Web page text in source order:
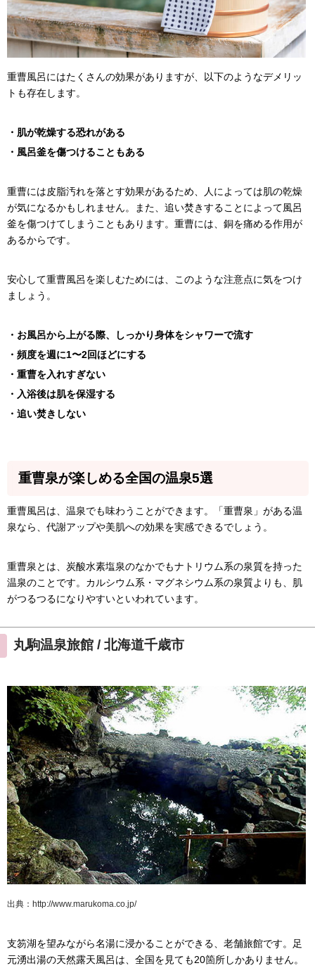
重曹風呂にはたくさんの効果がありますが、以下のようなデメリッ
トも存在します。
・肌が乾燥する恐れがある
・風呂釜を傷つけることもある
重曹には皮脂汚れを落とす効果があるため、人によっては肌の乾燥
が気になるかもしれません。また、追い焚きすることによって風呂
釜を傷つけてしまうこともあります。重曹には、銅を痛める作用が
あるからです。
安心して重曹風呂を楽しむためには、このような注意点に気をつけ
ましょう。
・お風呂から上がる際、しっかり身体をシャワーで流す
・頻度を週に1〜2回ほどにする
・重曹を入れすぎない
・入浴後は肌を保湿する
・追い焚きしない
重曹泉が楽しめる全国の温泉5選
重曹風呂は、温泉でも味わうことができます。「重曹泉」がある温
泉なら、代謝アップや美肌への効果を実感できるでしょう。
重曹泉とは、炭酸水素塩泉のなかでもナトリウム系の泉質を持った
温泉のことです。カルシウム系・マグネシウム系の泉質よりも、肌
がつるつるになりやすいといわれています。
丸駒温泉旅館 / 北海道千歳市
出典：http://www.marukoma.co.jp/
支笏湖を望みながら名湯に浸かることができる、老舗旅館です。足
元湧出湯の天然露天風呂は、全国を見ても20箇所しかありません。